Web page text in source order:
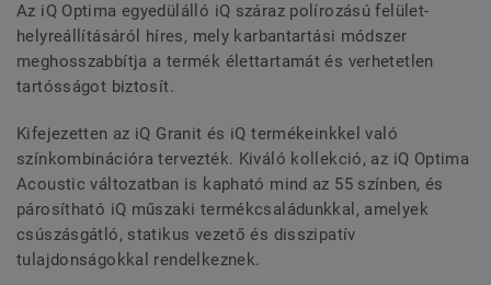
Az iQ Optima egyedülálló iQ száraz polírozású felület-
helyreállításáról híres, mely karbantartási módszer
meghosszabbítja a termék élettartamát és verhetetlen
tartósságot biztosít.
Kifejezetten az iQ Granit és iQ termékeinkkel való
színkombinációra tervezték. Kiváló kollekció, az iQ Optima
Acoustic változatban is kapható mind az 55 színben, és
párosítható iQ műszaki termékcsaládunkkal, amelyek
csúszásgátló, statikus vezető és disszipatív
tulajdonságokkal rendelkeznek.